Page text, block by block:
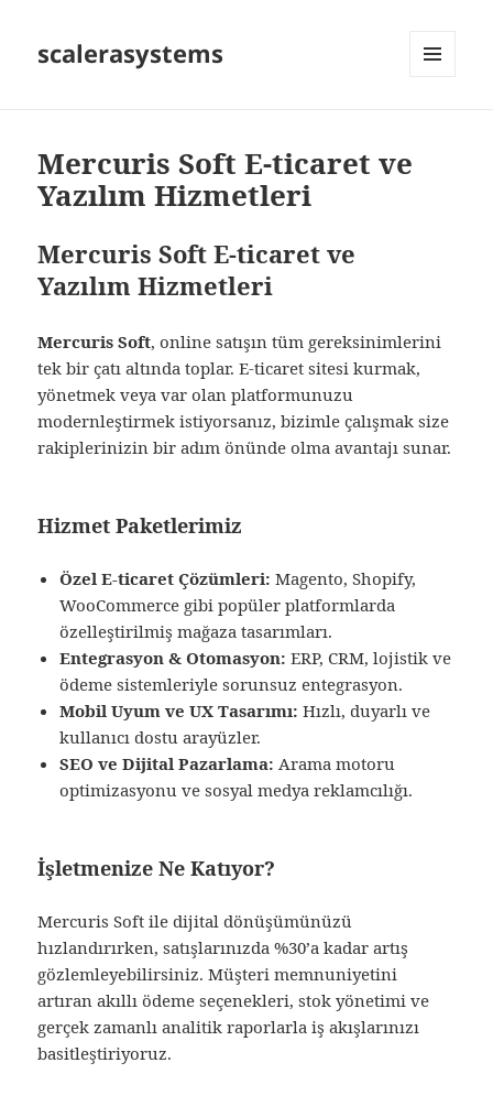
scalerasystems
Mercuris Soft E-ticaret ve
Yazılım Hizmetleri
Mercuris Soft E‑ticaret ve
Yazılım Hizmetleri
Mercuris Soft, online satışın tüm gereksinimlerini
tek bir çatı altında toplar. E‑ticaret sitesi kurmak,
yönetmek veya var olan platformunuzu
modernleştirmek istiyorsanız, bizimle çalışmak size
rakiplerinizin bir adım önünde olma avantajı sunar.
Hizmet Paketlerimiz
Özel E‑ticaret Çözümleri: Magento, Shopify,
WooCommerce gibi popüler platformlarda
özelleştirilmiş mağaza tasarımları.
Entegrasyon & Otomasyon: ERP, CRM, lojistik ve
ödeme sistemleriyle sorunsuz entegrasyon.
Mobil Uyum ve UX Tasarımı: Hızlı, duyarlı ve
kullanıcı dostu arayüzler.
SEO ve Dijital Pazarlama: Arama motoru
optimizasyonu ve sosyal medya reklamcılığı.
İşletmenize Ne Katıyor?
Mercuris Soft ile dijital dönüşümünüzü
hızlandırırken, satışlarınızda %30’a kadar artış
gözlemleyebilirsiniz. Müşteri memnuniyetini
artıran akıllı ödeme seçenekleri, stok yönetimi ve
gerçek zamanlı analitik raporlarla iş akışlarınızı
basitleştiriyoruz.